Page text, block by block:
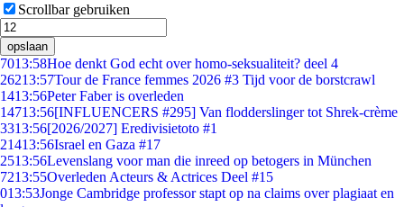
Scrollbar gebruiken
opslaan
7013:58Hoe denkt God echt over homo-seksualiteit? deel 4
26213:57Tour de France femmes 2026 #3 Tijd voor de borstcrawl
1413:56Peter Faber is overleden
14713:56[INFLUENCERS #295] Van flodderslinger tot Shrek-crème
3313:56[2026/2027] Eredivisietoto #1
21413:56Israel en Gaza #17
2513:56Levenslang voor man die inreed op betogers in München
7213:55Overleden Acteurs & Actrices Deel #15
013:53Jonge Cambridge professor stapt op na claims over plagiaat en